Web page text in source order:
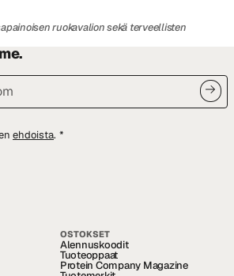
ruokavalion sekä terveellisten
ehdoista. *
OSTOKSET
Alennuskoodit
Tuoteoppaat
Protein Company Magazine